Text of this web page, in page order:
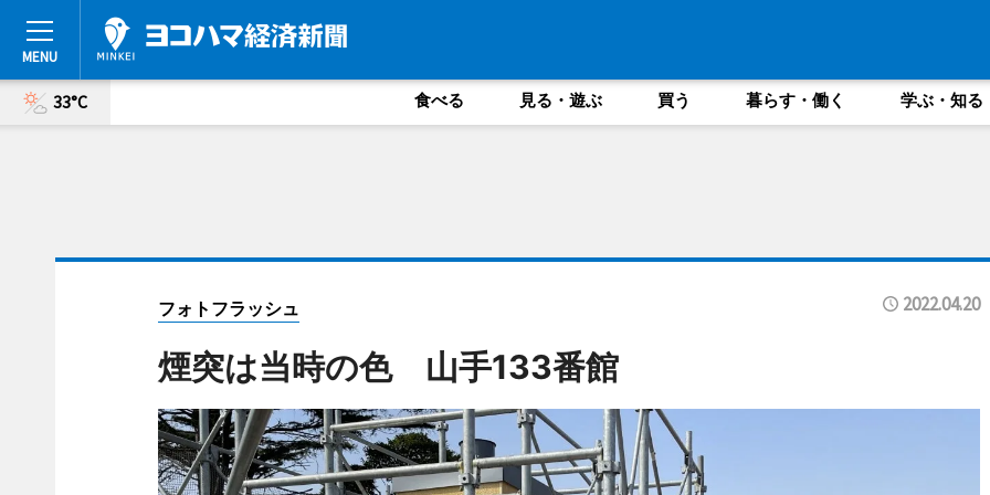
33°C 食べる 見る・遊ぶ 買う 暮らす・働く 学ぶ・知る
フォトフラッシュ 2022.04.20
煙突は当時の色 山手133番館